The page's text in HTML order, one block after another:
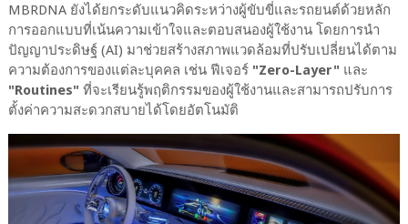
MBRDNA ยังได้ยกระดับแนวคิดระหว่างผู้ขับขี่และรถยนต์ด้วยหลัก
การออกแบบที่เน้นความเข้าใจและตอบสนองผู้ใช้งาน โดยการนำ
ปัญญาประดิษฐ์ (AI) มาช่วยสร้างสภาพแวดล้อมที่ปรับเปลี่ยนได้ตาม
ความต้องการของแต่ละบุคคล เช่น ฟีเจอร์ "Zero-Layer" และ
"Routines" ที่จะเรียนรู้พฤติกรรมของผู้ใช้งานและสามารถปรับการ
ตั้งค่าความสะดวกสบายได้โดยอัตโนมัติ